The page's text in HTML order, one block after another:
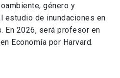
género y
estudio de inundaciones en
En 2026, será profesor en
Economía por Harvard.